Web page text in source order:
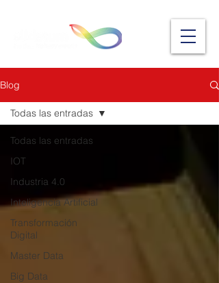
Blog
Todas las entradas
IOT
Industria 4.0
Inteligencia Artificial
Transformación
Digital
Master Data
Big Data
Todas las entradas